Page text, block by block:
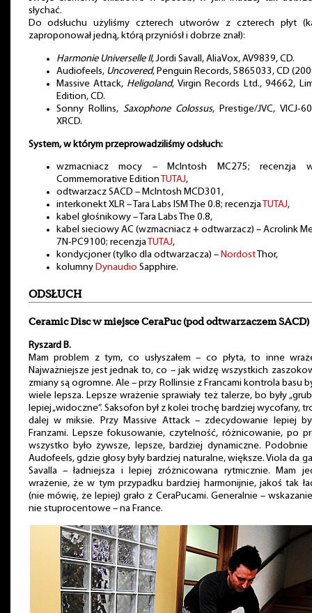
słychać.
Do odsłuchu użyliśmy czterech utworów z czterech płyt
zaproponował jedną, którą przyniósł i dobrze znał):
Harmonie Universelle II, Jordi Savall, AliaVox, AV9839, CD.
Audiofeels, Uncovered, Penguin Records, 5865033, CD
Massive Attack, Heligoland, Virgin Records Ltd., 94662,
Edition, CD.
Sonny Rollins, Saxophone Colossus, Prestige/JVC, VICJ-
XRCD.
System, w którym przeprowadziliśmy odsłuch:
wzmacniacz mocy – McIntosh MC275; recenzja
Commemorative Edition TUTAJ,
odtwarzacz SACD – McIntosh MCD301,
interkonekt XLR – Tara Labs ISM The 0.8; recenzja TUTAJ,
kabel głośnikowy – Tara Labs The 0.8,
kabel sieciowy AC (wzmacniacz + odtwarzacz) – Acrolink
7N-PC9100; recenzja TUTAJ,
kondycjoner (tylko dla odtwarzacza) – NordostThor,
kolumny Dynaudio Sapphire.
ODSŁUCH
Ceramic Disc w miejsce CeraPuc (pod odtwarzaczem SACD)
Ryszard B.
Mam problem z tym, co usłyszałem – co płyta, to inne
Najważniejsze jest jednak to, co – jak widzę wszystkich
zmiany są ogromne. Ale – przy Rollinsie z Francami kontrola basu
wiele lepsza. Lepsze wrażenie sprawiały też talerze, bo były
lepiej „widoczne”. Saksofon był z kolei trochę bardziej wycofany,
dalej w miksie. Przy Massive Attack – zdecydowanie lepiej
Franzami. Lepsze fokusowanie, czytelność, różnicowanie, po
wszystko było żywsze, lepsze, bardziej dynamiczne. Podobnie
Audofeels, gdzie głosy były bardziej naturalne, większe. Viola da
Savalla – ładniejsza i lepiej zróżnicowana rytmicznie. Mam
wrażenie, że w tym przypadku bardziej harmonijnie, jakoś tak
(nie mówię, że lepiej) grało z CeraPucami. Generalnie –
nie stuprocentowe – na France.